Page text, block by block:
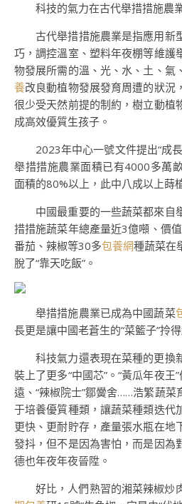
科技的氣力在古代舉措措施農
古代舉措措施農業是指應用新
巧，調控溫室、塑料年夜棚等維護
物發展所需的溫、光、水、土、氣
養改良動植物發展發育周遭的狀況
很少受天然前提的制約，樹立動植
成高效優質生孩子。
2023年中心一號文件提出“成
舉措措施農業面積已有4000多萬
面積的80%以上，此中八成以上蒔
中國最重要的一些蔬菜都來自
措措施蔬菜年總產量近3億噸、價
番茄、辣椒等30多包養網種蔬菜在
脫了“靠天吃飯”。
舉措措施農業已成為中國蔬菜
長更是讓中國老蒼生的“菜籃子”拎
科技氣力還表現在菜種的更換
裝上了更多“中國芯”。“黃瓜年夜王
遠、“辣椒院士”鄒黌舍……浩繁蔬菜
于培養優質種類，讓蔬菜種類迭代
更快、更耐貯存，產量張水瓶在地
發抖，但不是因為害怕，而是因為
德也年夜年夜晉陞。
好比，人們熟習的湘菜辣椒炒